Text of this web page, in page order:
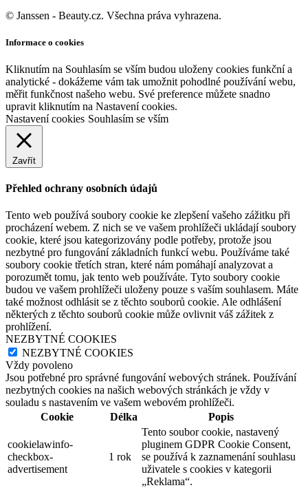
© Janssen - Beauty.cz. Všechna práva vyhrazena.
Informace o cookies
Kliknutím na Souhlasím se vším budou uloženy cookies funkční a
analytické - dokážeme vám tak umožnit pohodlné používání webu,
měřit funkčnost našeho webu. Své preference můžete snadno
upravit kliknutím na Nastavení cookies.
Nastavení cookies Souhlasím se vším
Zavřít
Přehled ochrany osobních údajů
Tento web používá soubory cookie ke zlepšení vašeho zážitku při
procházení webem. Z nich se ve vašem prohlížeči ukládají soubory
cookie, které jsou kategorizovány podle potřeby, protože jsou
nezbytné pro fungování základních funkcí webu. Používáme také
soubory cookie třetích stran, které nám pomáhají analyzovat a
porozumět tomu, jak tento web používáte. Tyto soubory cookie
budou ve vašem prohlížeči uloženy pouze s vaším souhlasem. Máte
také možnost odhlásit se z těchto souborů cookie. Ale odhlášení
některých z těchto souborů cookie může ovlivnit váš zážitek z
prohlížení.
NEZBYTNÉ COOKIES
NEZBYTNÉ COOKIES
Vždy povoleno
Jsou potřebné pro správné fungování webových stránek. Používání
nezbytných cookies na našich webových stránkách je vždy v
souladu s nastavením ve vašem webovém prohlížeči.
Cookie
Délka Popis
cookielawinfo-
checkbox-
advertisement
1 rok
Tento soubor cookie, nastavený
pluginem GDPR Cookie Consent,
se používá k zaznamenání souhlasu
uživatele s cookies v kategorii
„Reklama“.